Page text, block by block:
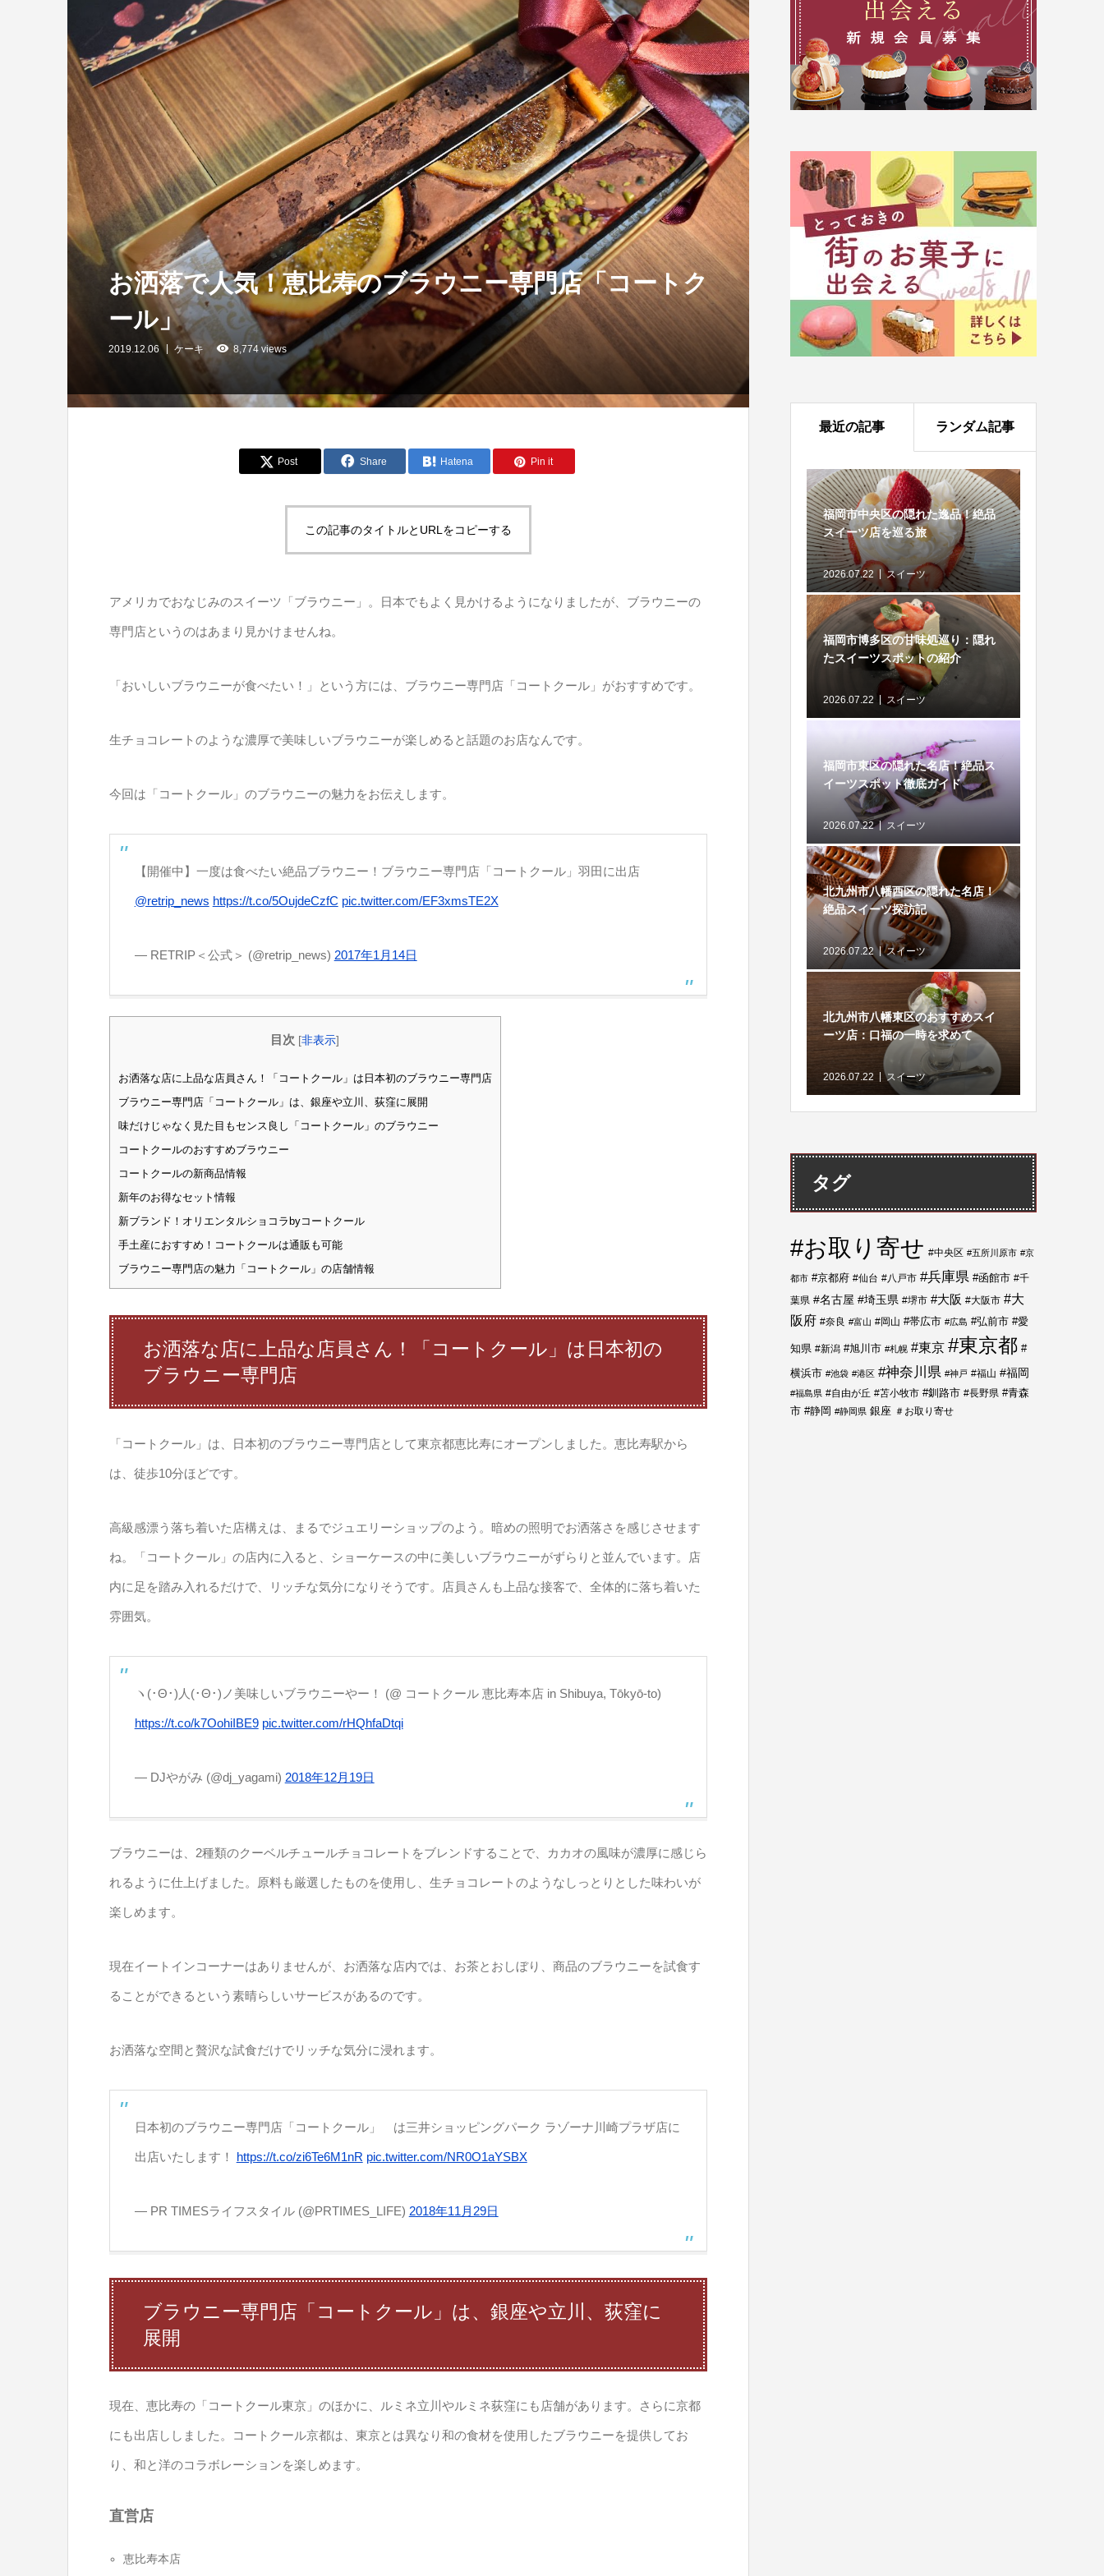
お洒落で人気！恵比寿のブラウニー専門店「コートク
ール」
2019.12.06 ケーキ 8,774 views
Post Share Hatena Pin it
この記事のタイトルとURLをコピーする
アメリカでおなじみのスイーツ「ブラウニー」。日本でもよく見かけるようになりましたが、ブラウニーの
専門店というのはあまり見かけませんね。
「おいしいブラウニーが食べたい！」という方には、ブラウニー専門店「コートクール」がおすすめです。
生チョコレートのような濃厚で美味しいブラウニーが楽しめると話題のお店なんです。
今回は「コートクール」のブラウニーの魅力をお伝えします。
【開催中】一度は食べたい絶品ブラウニー！ブラウニー専門店「コートクール」羽田に出店
@retrip_news https://t.co/5OujdeCzfC pic.twitter.com/EF3xmsTE2X
— RETRIP＜公式＞ (@retrip_news) 2017年1月14日
目次 [非表示]
お洒落な店に上品な店員さん！「コートクール」は日本初のブラウニー専門店
ブラウニー専門店「コートクール」は、銀座や立川、荻窪に展開
味だけじゃなく見た目もセンス良し「コートクール」のブラウニー
コートクールのおすすめブラウニー
コートクールの新商品情報
新年のお得なセット情報
新ブランド！オリエンタルショコラbyコートクール
手土産におすすめ！コートクールは通販も可能
ブラウニー専門店の魅力「コートクール」の店舗情報
お洒落な店に上品な店員さん！「コートクール」は日本初の
ブラウニー専門店
「コートクール」は、日本初のブラウニー専門店として東京都恵比寿にオープンしました。恵比寿駅から
は、徒歩10分ほどです。
高級感漂う落ち着いた店構えは、まるでジュエリーショップのよう。暗めの照明でお洒落さを感じさせます
ね。「コートクール」の店内に入ると、ショーケースの中に美しいブラウニーがずらりと並んでいます。店
内に足を踏み入れるだけで、リッチな気分になりそうです。店員さんも上品な接客で、全体的に落ち着いた
雰囲気。
ヽ(･Θ･)人(･Θ･)ノ美味しいブラウニーやー！ (@ コートクール 恵比寿本店 in Shibuya, Tōkyō-to)
https://t.co/k7OohiIBE9 pic.twitter.com/rHQhfaDtqi
— DJやがみ (@dj_yagami) 2018年12月19日
ブラウニーは、2種類のクーベルチュールチョコレートをブレンドすることで、カカオの風味が濃厚に感じら
れるように仕上げました。原料も厳選したものを使用し、生チョコレートのようなしっとりとした味わいが
楽しめます。
現在イートインコーナーはありませんが、お洒落な店内では、お茶とおしぼり、商品のブラウニーを試食す
ることができるという素晴らしいサービスがあるのです。
お洒落な空間と贅沢な試食だけでリッチな気分に浸れます。
日本初のブラウニー専門店「コートクール」 は三井ショッピングパーク ラゾーナ川崎プラザ店に
出店いたします！ https://t.co/zi6Te6M1nR pic.twitter.com/NR0O1aYSBX
— PR TIMESライフスタイル (@PRTIMES_LIFE) 2018年11月29日
ブラウニー専門店「コートクール」は、銀座や立川、荻窪に
展開
現在、恵比寿の「コートクール東京」のほかに、ルミネ立川やルミネ荻窪にも店舗があります。さらに京都
にも出店ししました。コートクール京都は、東京とは異なり和の食材を使用したブラウニーを提供してお
り、和と洋のコラボレーションを楽しめます。
直営店
恵比寿本店
最近の記事 ランダム記事
福岡市中央区の隠れた逸品！絶品
スイーツ店を巡る旅
2026.07.22 スイーツ
福岡市博多区の甘味処巡り：隠れ
たスイーツスポットの紹介
2026.07.22 スイーツ
福岡市東区の隠れた名店！絶品ス
イーツスポット徹底ガイド
2026.07.22 スイーツ
北九州市八幡西区の隠れた名店！
絶品スイーツ探訪記
2026.07.22 スイーツ
北九州市八幡東区のおすすめスイ
ーツ店：口福の一時を求めて
2026.07.22 スイーツ
タグ
#お取り寄せ #中央区 #五所川原市 #京
都市 #京都府 #仙台 #八戸市 #兵庫県 #函館市 #千
葉県 #名古屋 #埼玉県 #堺市 #大阪 #大阪市 #大
阪府 #奈良 #富山 #岡山 #帯広市 #広島 #弘前市 #愛
知県 #新潟 #旭川市 #札幌 #東京 #東京都 #
横浜市 #池袋 #港区 #神奈川県 #神戸 #福山 #福岡
#福島県 #自由が丘 #苫小牧市 #釧路市 #長野県 #青森
市 #静岡 #静岡県 銀座 ＃お取り寄せ